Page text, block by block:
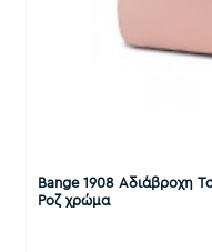
Bange 1908 Αδιάβροχη
Ροζ χρώμα